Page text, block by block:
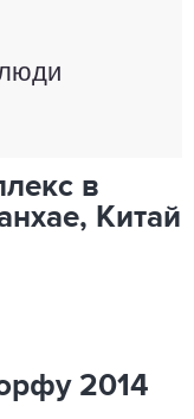
в
Китай
2014